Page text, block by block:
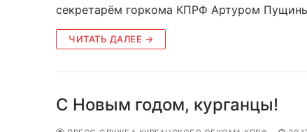
секретарëм горкома КПРФ Артуром
ЧИТАТЬ ДАЛЕЕ →
С Новым годом, курганцы!